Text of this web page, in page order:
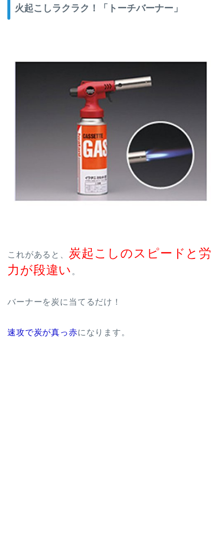
火起こしラクラク！「トーチバーナー」
これがあると、
炭起こしのスピードと労
力が段違い 。
バーナーを炭に当てるだけ！
速攻で炭が真っ赤になります。